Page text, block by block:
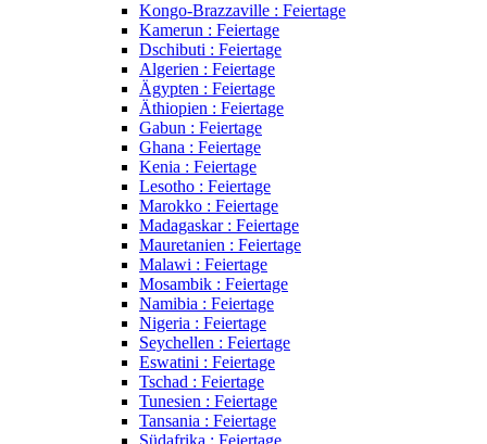
Kongo-Brazzaville : Feiertage
Kamerun : Feiertage
Dschibuti : Feiertage
Algerien : Feiertage
Ägypten : Feiertage
Äthiopien : Feiertage
Gabun : Feiertage
Ghana : Feiertage
Kenia : Feiertage
Lesotho : Feiertage
Marokko : Feiertage
Madagaskar : Feiertage
Mauretanien : Feiertage
Malawi : Feiertage
Mosambik : Feiertage
Namibia : Feiertage
Nigeria : Feiertage
Seychellen : Feiertage
Eswatini : Feiertage
Tschad : Feiertage
Tunesien : Feiertage
Tansania : Feiertage
Südafrika : Feiertage